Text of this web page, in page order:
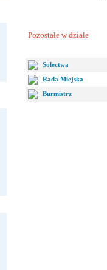
Pozostałe w dziale
Sołectwa
Rada Miejska
Burmistrz